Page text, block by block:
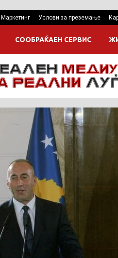
Маркетинг Услови за преземање
СООБРАЌАЕН СЕРВИС